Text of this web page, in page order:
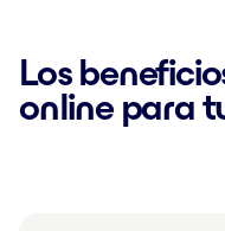
Los
online para